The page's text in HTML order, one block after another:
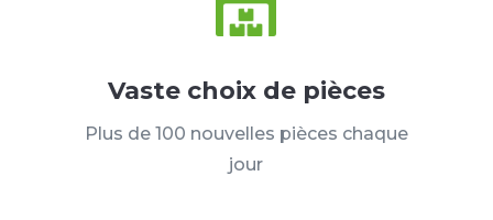
Vaste choix de pièces
Plus de 100 nouvelles pièces chaque
jour